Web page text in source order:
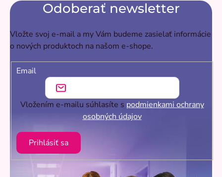
Odoberať newsletter
Vložte svoj e-mail a my Vám budeme zasielať informácie
o nových produktoch na našom e-shope.
Email
Vložením e-mailu súhlasíte s podmienkami ochrany
osobných údajov
Prihlásiť sa